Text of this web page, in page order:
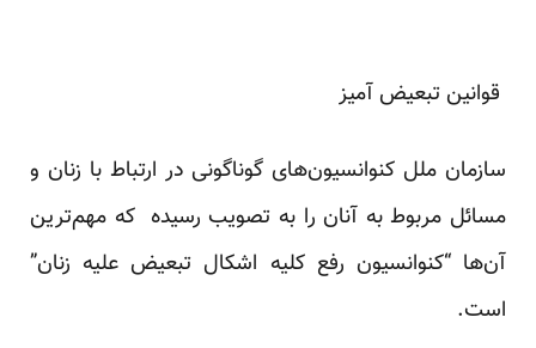
قوانین تبعیض آمیز
سازمان ملل کنوانسیون‌های گوناگونی در ارتباط با زنان و
مسائل مربوط به آنان را به تصویب رسیده که مهم‌ترین
آن‌ها “کنوانسیون رفع کلیه اشکال تبعیض علیه زنان”
است.